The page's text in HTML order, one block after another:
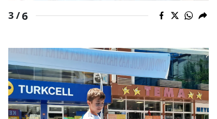
Bartın
Iğdır
Yalova
Karabük
Kilis
3 /6